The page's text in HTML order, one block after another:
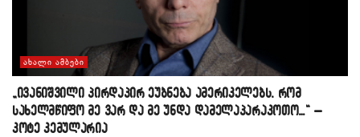
ᲐᲮᲐᲚᲘ ᲐᲛᲑᲔᲑᲘ
„ივანიშვილი პირდაპირ ეუბნება ამერიკელებს, რომ
სახელმწიფო მე ვარ და მე უნდა დამელაპარაკოთო…“ –
კოტე კემულარია